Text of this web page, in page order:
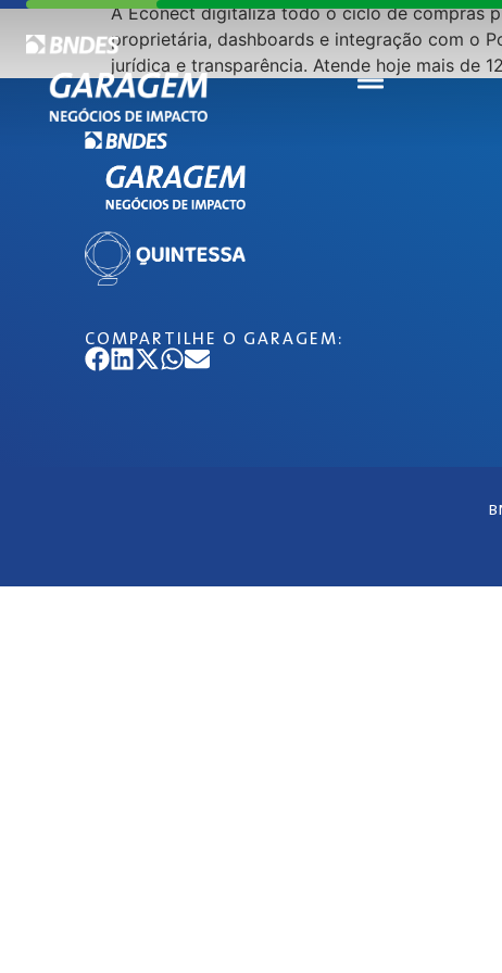
A Econect digitaliza todo o ciclo de compras
proprietária, dashboards e integração com o
jurídica e transparência. Atende hoje mais de
COMPARTILHE O GARAGEM: